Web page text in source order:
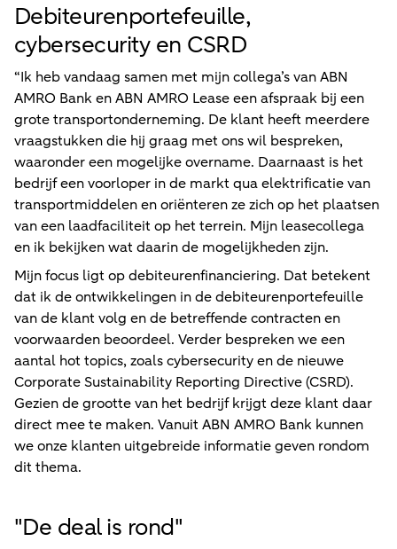
Debiteurenportefeuille,
cybersecurity en CSRD
“Ik heb vandaag samen met mijn collega’s van ABN
AMRO Bank en ABN AMRO Lease een afspraak bij een
grote transportonderneming. De klant heeft meerdere
vraagstukken die hij graag met ons wil bespreken,
waaronder een mogelijke overname. Daarnaast is het
bedrijf een voorloper in de markt qua elektrificatie van
transportmiddelen en oriënteren ze zich op het plaatsen
van een laadfaciliteit op het terrein. Mijn leasecollega
en ik bekijken wat daarin de mogelijkheden zijn.
Mijn focus ligt op debiteurenfinanciering. Dat betekent
dat ik de ontwikkelingen in de debiteurenportefeuille
van de klant volg en de betreffende contracten en
voorwaarden beoordeel. Verder bespreken we een
aantal hot topics, zoals cybersecurity en de nieuwe
Corporate Sustainability Reporting Directive (CSRD).
Gezien de grootte van het bedrijf krijgt deze klant daar
direct mee te maken. Vanuit ABN AMRO Bank kunnen
we onze klanten uitgebreide informatie geven rondom
dit thema.
"De deal is rond"